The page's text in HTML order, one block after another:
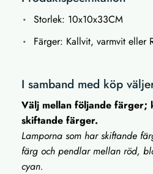
Storlek: 10x10x33CM
Färger: Kallvit, varmvit eller
I samband med köp
Välj mellan följande färger;
skiftande färger.
Lamporna som har skiftande
färg och pendlar mellan röd,
cyan.